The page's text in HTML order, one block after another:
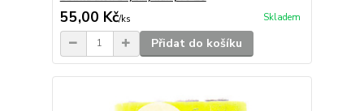
55,00 Kč/ks Skladem
Přidat do košíku